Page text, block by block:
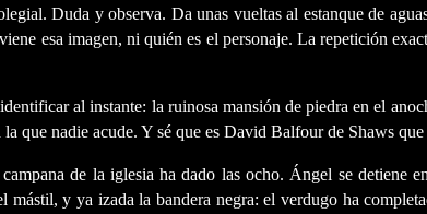
Duda y observa. Da unas vueltas al estanque de
esa imagen, ni quién es el personaje. La repetición
al instante: la ruinosa mansión de piedra en el
la que nadie acude. Y sé que es David Balfour de Shaws
de la iglesia ha dado las ocho. Ángel se
y ya izada la bandera negra: el verdugo ha